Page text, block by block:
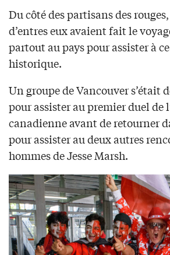
Du côté des partisans des
d’entres eux avaient fait le
partout au pays pour assister à
historique.
Un groupe de Vancouver s’était
pour assister au premier duel de
canadienne avant de retourner
pour assister au deux autres
hommes de Jesse Marsh.